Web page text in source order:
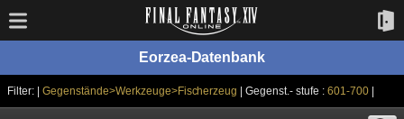
Eorzea-Datenbank
Filter: | Gegenstände>Werkzeuge>Fischerzeug | Gegenst.- stufe :601-700|